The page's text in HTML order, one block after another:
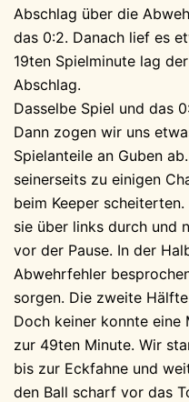
Abschlag über die
das 0:2. Danach lief es
19ten Spielminute lag
Abschlag.
Dasselbe Spiel und das
Dann zogen wir uns
Spielanteile an Guben
seinerseits zu einigen
beim Keeper
sie über links durch und
vor der Pause. In der
Abwehrfehler
sorgen. Die zweite
Doch keiner konnte
zur 49ten Minute. Wir
bis zur Eckfahne und
den Ball scharf vor das